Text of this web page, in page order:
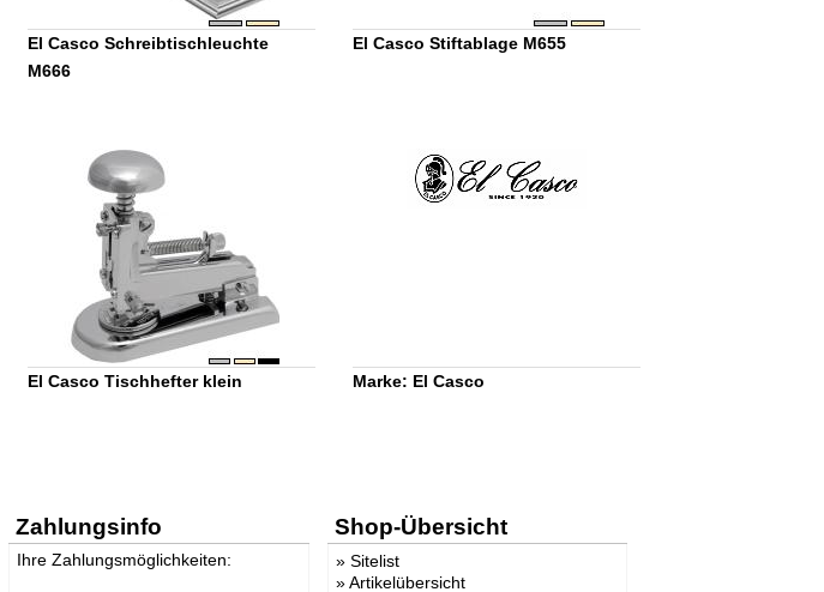
El Casco Schreibtischleuchte
M666
El Casco Stiftablage M655
El Casco Tischhefter klein Marke: El Casco
Zahlungsinfo
Ihre Zahlungsmöglichkeiten:
Shop-Übersicht
» Sitelist
»Artikelübersicht